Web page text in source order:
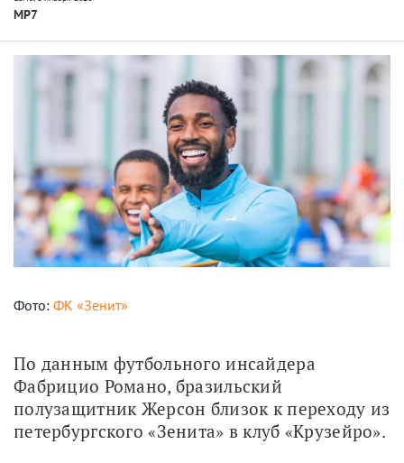
МР7
Фото: ФК «Зенит»
По данным футбольного инсайдера
Фабрицио Романо, бразильский
полузащитник Жерсон близок к переходу из
петербургского «Зенита» в клуб «Крузейро».